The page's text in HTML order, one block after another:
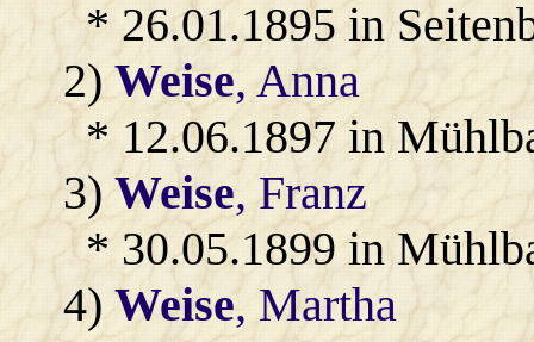
* 26.01.1895 in
2)Weise, Anna
* 12.06.1897 in
3)Weise, Franz
* 30.05.1899 in
4)Weise, Martha